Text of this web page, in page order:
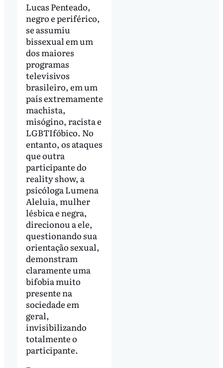
Lucas Penteado,
negro e periférico,
se assumiu
bissexual em um
dos maiores
programas
televisivos
brasileiro, em um
país extremamente
machista,
misógino, racista e
LGBTIfóbico. No
entanto, os ataques
que outra
participante do
reality show, a
psicóloga Lumena
Aleluia, mulher
lésbica e negra,
direcionou a ele,
questionando sua
orientação sexual,
demonstram
claramente uma
bifobia muito
presente na
sociedade em
geral,
invisibilizando
totalmente o
participante.